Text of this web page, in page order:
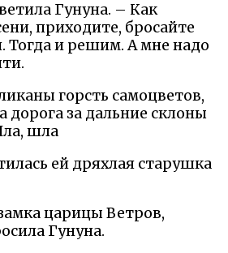
Гунуна. – Как
приходите, бросайте
Тогда и решим. А мне надо
горсть самоцветов,
дорога за дальние склоны
шла
ей дряхлая старушка
царицы Ветров,
Гунуна.